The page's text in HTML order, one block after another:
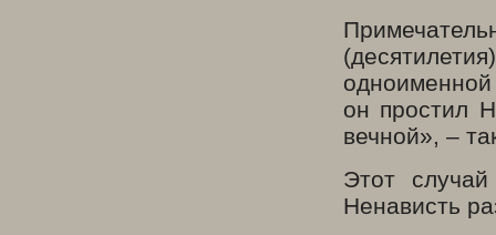
он простил
вечной», –
Этот
Ненависть